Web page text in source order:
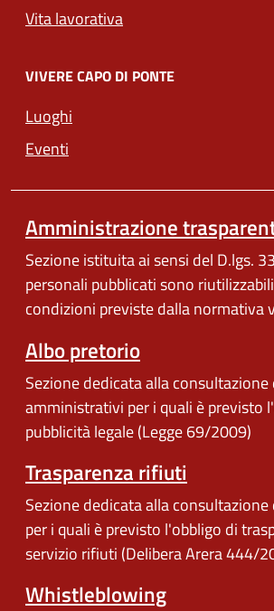
Vita lavorativa
VIVERE CAPO DI PONTE
Luoghi
Eventi
Amministrazione
Sezione istituita ai sensi del D.lgs.
personali pubblicati sono
condizioni previste dalla normativa
Albo pretorio
Sezione dedicata alla
amministrativi per i quali è previsto
pubblicità legale (Legge 69/2009)
Trasparenza rifiuti
Sezione dedicata alla
per i quali è previsto l'obbligo di
servizio rifiuti (Delibera Arera 444/
Whistleblowing